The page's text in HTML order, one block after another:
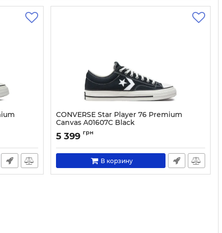
CONVERSE Star Player 76 Premium
Canvas A01607C Black
Артикул: 0000304040443-40
5 399 грн
В корзину